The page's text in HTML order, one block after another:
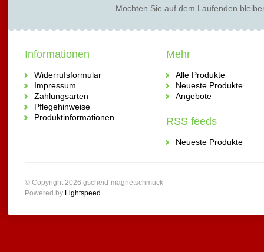
Möchten Sie auf dem Laufenden
Informationen
Widerrufsformular
Impressum
Zahlungsarten
Pflegehinweise
Produktinformationen
Mehr
Alle Produkte
Neueste Produkte
Angebote
RSS feeds
Neueste Produkte
© Copyright 2026 gscheid-magnetschmuck
Powered by Lightspeed